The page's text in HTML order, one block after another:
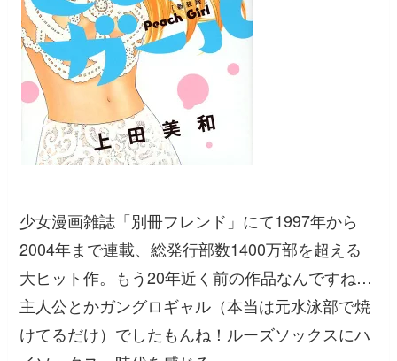
少女漫画雑誌「別冊フレンド」にて1997年から
2004年まで連載、総発行部数1400万部を超える
大ヒット作。もう20年近く前の作品なんですね…
主人公とかガングロギャル（本当は元水泳部で焼
けてるだけ）でしたもんね！ルーズソックスにハ